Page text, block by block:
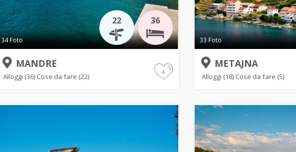
34 Foto
36
22
MANDRE
Alloggi (36) Cose da fare (22) +
33 Foto
METAJNA
Alloggi (18) Cose da fare (5)